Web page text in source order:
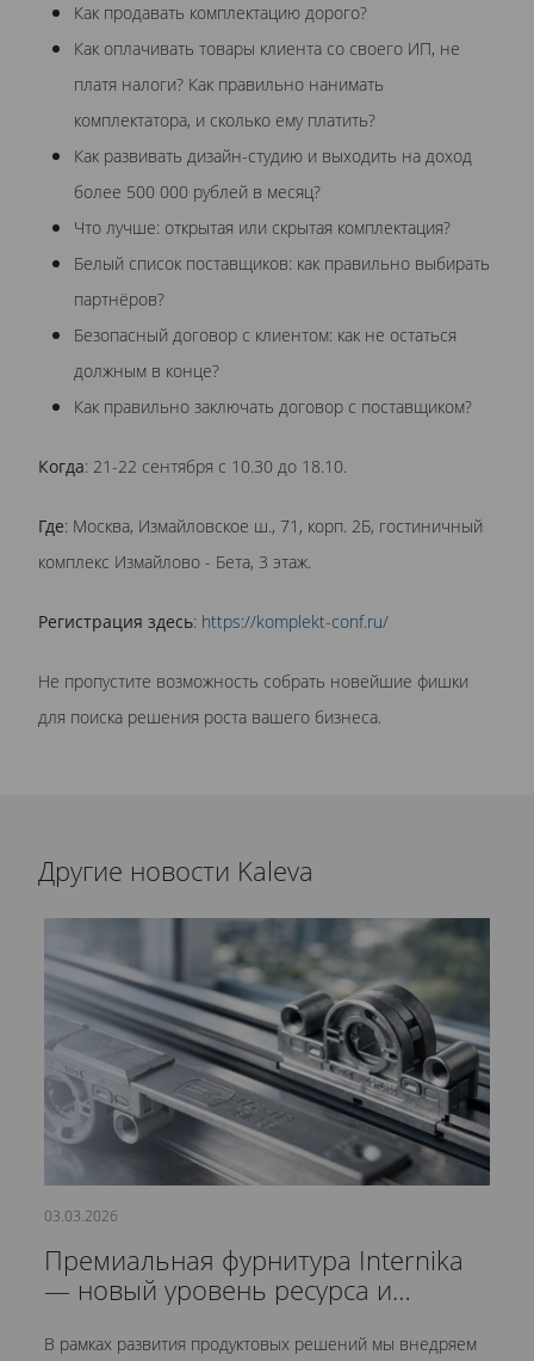
Как продавать комплектацию дорого?
Как оплачивать товары клиента со своего ИП, не
платя налоги? Как правильно нанимать
комплектатора, и сколько ему платить?
Как развивать дизайн-студию и выходить на доход
более 500 000 рублей в месяц?
Что лучше: открытая или скрытая комплектация?
Белый список поставщиков: как правильно выбирать
партнёров?
Безопасный договор с клиентом: как не остаться
должным в конце?
Как правильно заключать договор с поставщиком?
Когда: 21-22 сентября с 10.30 до 18.10.
Где: Москва, Измайловское ш., 71, корп. 2Б, гостиничный
комплекс Измайлово - Бета, 3 этаж.
Регистрация здесь: https://komplekt-conf.ru/
Не пропустите возможность собрать новейшие фишки
для поиска решения роста вашего бизнеса.
Другие новости Kaleva
03.03.2026
Премиальная фурнитура Internika
— новый уровень ресурса и
В рамках развития продуктовых решений мы внедряем